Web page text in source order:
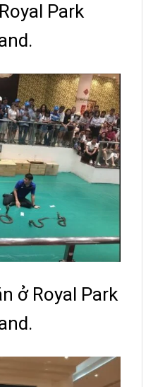
Park
ở Royal Park